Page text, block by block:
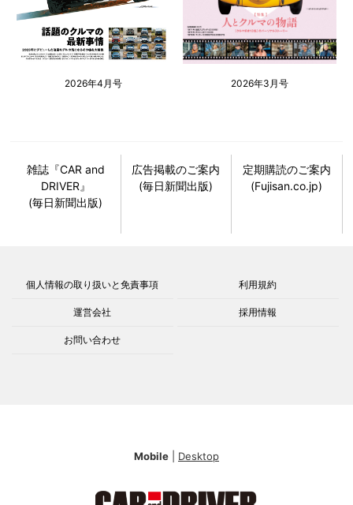
2026年4月号 2026年3月号
雑誌『CAR and
DRIVER』
(毎日新聞出版)
広告掲載のご案内
(毎日新聞出版)
定期購読のご案内
(Fujisan.co.jp)
個人情報の取り扱いと免責事項 利用規約
運営会社 採用情報
お問い合わせ
Mobile Desktop